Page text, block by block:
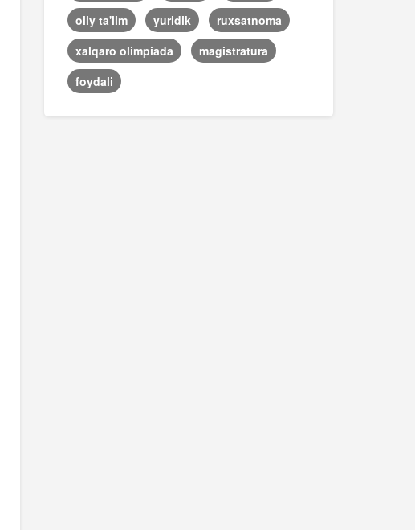
oliy ta'lim
yuridik
ruxsatnoma
xalqaro olimpiada
magistratura
foydali